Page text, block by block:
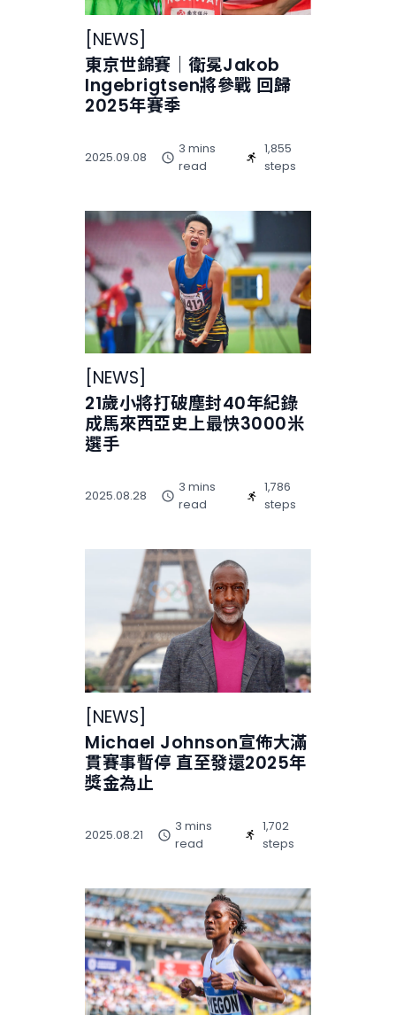
NEWS
東京世錦賽｜衛冕Jakob
Ingebrigtsen將參戰 回歸
2025年賽季
2025.09.08
3 mins
read
1,855
steps
NEWS
21歲小將打破塵封40年紀錄
成馬來西亞史上最快3000米
選手
2025.08.28
3 mins
read
1,786
steps
[NEWS]
Michael Johnson宣佈大滿
貫賽事暫停 直至發還2025年
獎金為止
2025.08.21
3 mins
read
1,702
steps